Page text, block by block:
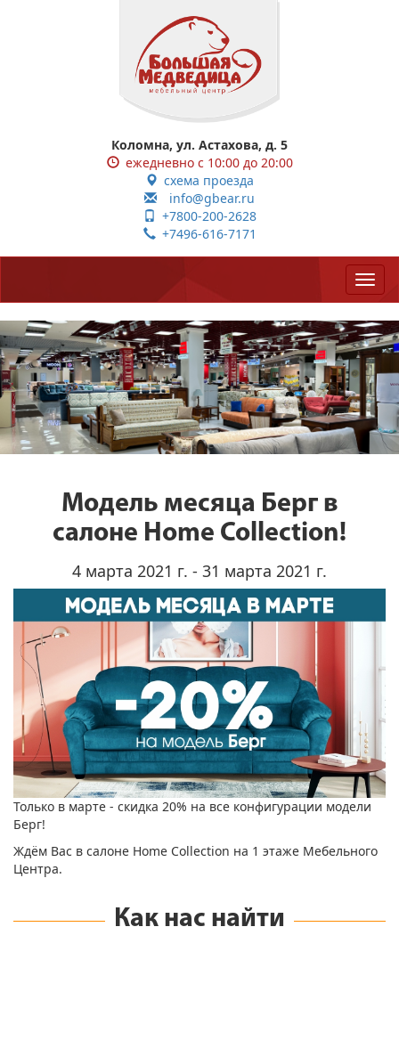
Коломна, ул. Астахова, д. 5
ежедневно с 10:00 до 20:00
схема проезда
info@gbear.ru
+7800-200-2628
+7496-616-7171
Модель месяца Берг в
салоне Home Collection!
4 марта 2021 г. - 31 марта 2021 г.
Только в марте - скидка 20% на все конфигурации модели
Берг!
Ждём Вас в салоне Home Сollection на 1 этаже Мебельного
Центра.
Как нас найти